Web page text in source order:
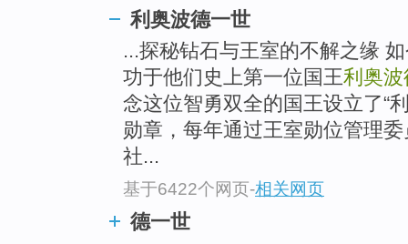
利奥波德一世
...探秘钻石与王室的不解之缘
功于他们史上第一位国王利奥
念这位智勇双全的国王设立了“
勋章，每年通过王室勋位管理
社...
基于6422个网页-相关网页
德一世